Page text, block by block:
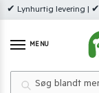
✔ Lynhurtig levering |
MENU